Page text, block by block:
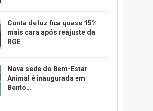
Conta de luz fica quase 15%
mais cara após reajuste da
RGE
Nova sede do Bem-Estar
Animal é inaugurada em
Bento…